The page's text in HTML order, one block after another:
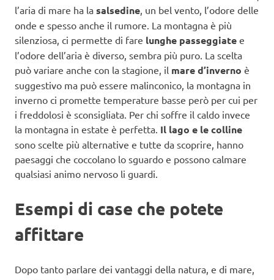
l’aria di mare ha la salsedine , un bel vento, l’odore delle
onde e spesso anche il rumore. La montagna è più
silenziosa, ci permette di fare lunghe passeggiate e
l’odore dell’aria è diverso, sembra più puro. La scelta
può variare anche con la stagione, il mare d’inverno è
suggestivo ma può essere malinconico, la montagna in
inverno ci promette temperature basse però per cui per
i freddolosi è sconsigliata. Per chi soffre il caldo invece
la montagna in estate è perfetta. Il lago e le colline
sono scelte più alternative e tutte da scoprire, hanno
paesaggi che coccolano lo sguardo e possono calmare
qualsiasi animo nervoso li guardi.
Esempi di case che potete
affittare
Dopo tanto parlare dei vantaggi della natura, e di mare,